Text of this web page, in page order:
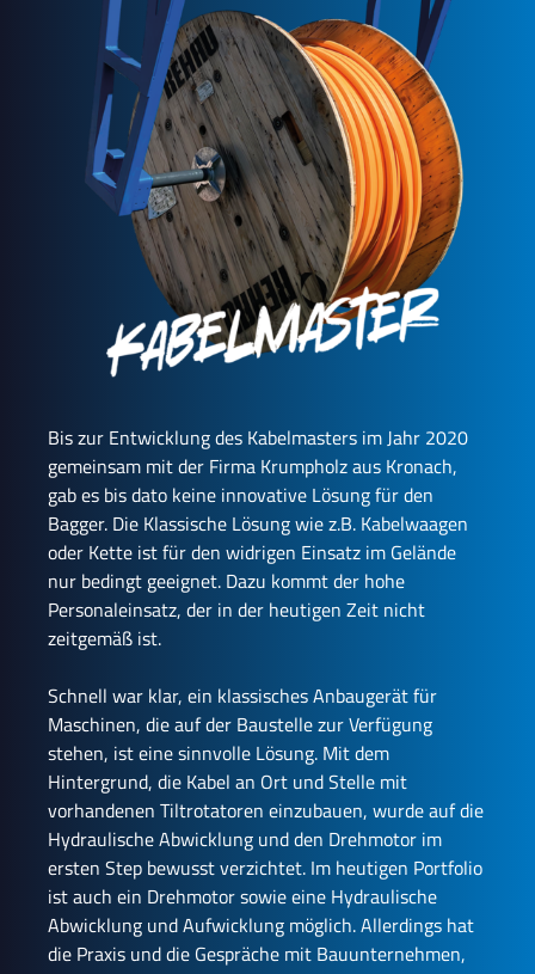
Bis zur Entwicklung des Kabelmasters im Jahr 2020
gemeinsam mit der Firma Krumpholz aus Kronach,
gab es bis dato keine innovative Lösung für den
Bagger. Die Klassische Lösung wie z.B. Kabelwaagen
oder Kette ist für den widrigen Einsatz im Gelände
nur bedingt geeignet. Dazu kommt der hohe
Personaleinsatz, der in der heutigen Zeit nicht
zeitgemäß ist.
Schnell war klar, ein klassisches Anbaugerät für
Maschinen, die auf der Baustelle zur Verfügung
stehen, ist eine sinnvolle Lösung. Mit dem
Hintergrund, die Kabel an Ort und Stelle mit
vorhandenen Tiltrotatoren einzubauen, wurde auf die
Hydraulische Abwicklung und den Drehmotor im
ersten Step bewusst verzichtet. Im heutigen Portfolio
ist auch ein Drehmotor sowie eine Hydraulische
Abwicklung und Aufwicklung möglich. Allerdings hat
die Praxis und die Gespräche mit Bauunternehmen,